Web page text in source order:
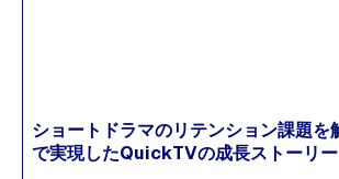
ショートドラマのリテンション課題
で実現したQuickTVの成長ストーリー